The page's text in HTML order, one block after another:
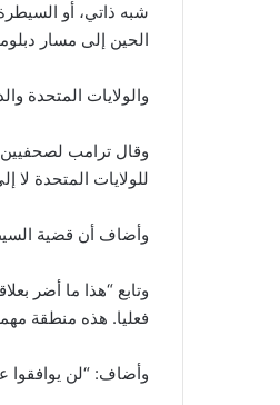
شبه ذاتي، أو
الحين إلى مسار
والولايات
وقال ترامب
للولايات المتحدة لا
وأضاف أن قضية
وتابع “هذا ما أضر
فعليا. هذه منطقة
وأضاف: “لن يوافقوا